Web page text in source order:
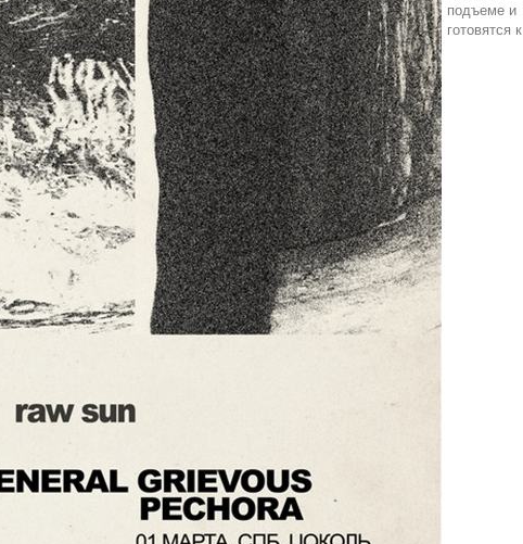
подъеме и
готовятся к